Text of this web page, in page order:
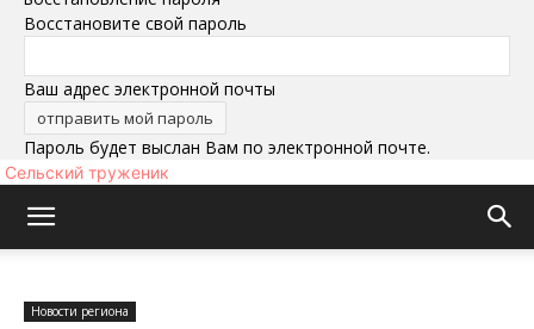
Восстановите свой пароль
Ваш адрес электронной почты
Пароль будет выслан Вам по электронной почте.
Сельский труженик
Новости региона